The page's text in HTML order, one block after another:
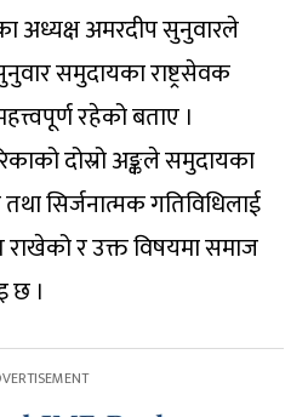
अध्यक्ष अमरदीप सुनुवारले
सुनुवार समुदायका राष्ट्रसेवक
रहेको बताए ।
दोस्रो अङ्कले समुदायका
सिर्जनात्मक गतिविधिलाई
राखेको र उक्त विषयमा समाज
छ ।